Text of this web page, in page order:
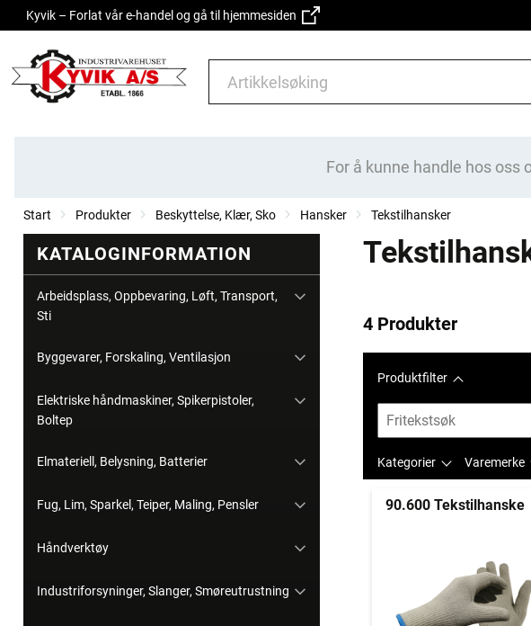
Kyvik – Forlat vår e-handel og gå til hjemmesiden
For å kunne handle hos oss
Start Produkter Beskyttelse, Klær, Sko Hansker Tekstilhansker
KATALOGINFORMATION
Arbeidsplass, Oppbevaring, Løft, Transport,
Sti
Byggevarer, Forskaling, Ventilasjon
Elektriske håndmaskiner, Spikerpistoler,
Boltep
Elmateriell, Belysning, Batterier
Fug, Lim, Sparkel, Teiper, Maling, Pensler
Håndverktøy
Industriforsyninger, Slanger, Smøreutrustning
4 Produkter
Produktfilter
Kategorier Varemerke
90.600 Tekstilhanske